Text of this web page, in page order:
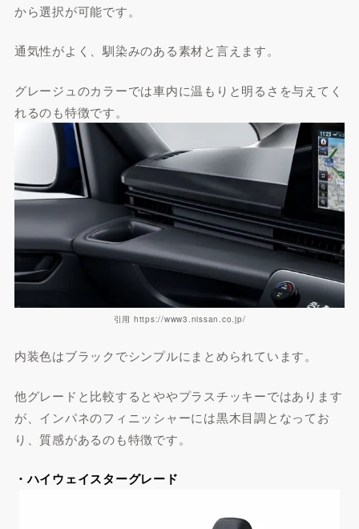
から選択が可能です。
通気性がよく、馴染みのある素材と言えます。
グレージュのカラーでは車内に温もりと明るさを与えてく
れるのも特徴です。
引用 https://www3.nissan.co.jp/
内装色はブラックでシンプルにまとめられています。
他グレードと比較するとややプラスチッキーではあります
が、インパネのフィニッシャーには黒木目調となってお
り、質感があるのも特徴です。
・ハイウェイスターグレード